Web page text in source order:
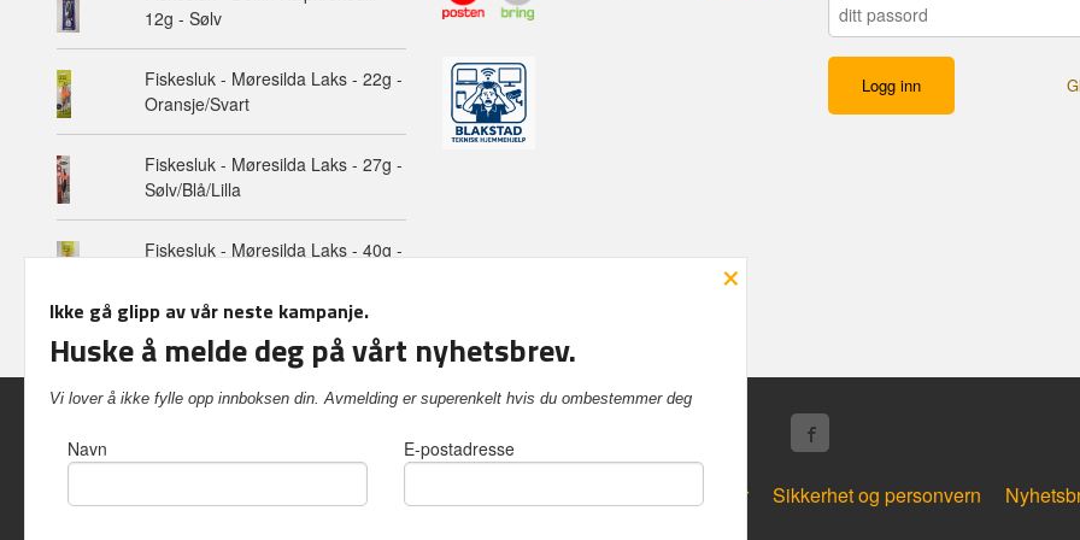
12g - Sølv
Fiskesluk - Møresilda Laks - 22g -
Oransje/Svart
Fiskesluk - Møresilda Laks - 27g -
Sølv/Blå/Lilla
Fiskesluk - Møresilda Laks - 40g -
Kjøpsbetingelser Sikkerhet og personvern
×
Ikke gå glipp av vår neste kampanje.
Huske å melde deg på vårt nyhetsbrev.
Vi lover å ikke fylle opp innboksen din. Avmelding er superenkelt hvis du ombestemmer deg
Navn E-postadresse